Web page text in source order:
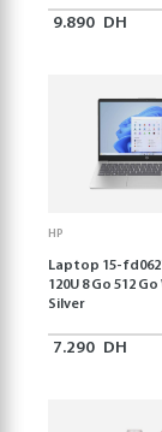
9.890 DH
HP
Laptop 15-
120U 8 Go 512 Go
Silver
7.290 DH